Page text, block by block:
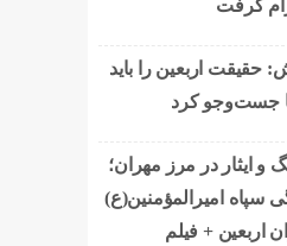
گرفت
حقیقت اربعین را باید
جست‌وجو کرد
و ایثار در مرز مهران؛
سپاه امیرالمؤمنین(ع)
اربعین + فیلم